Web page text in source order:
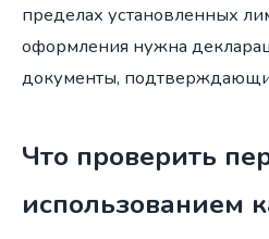
пределах установленных
оформления нужна
документы,
Что проверить
использованием